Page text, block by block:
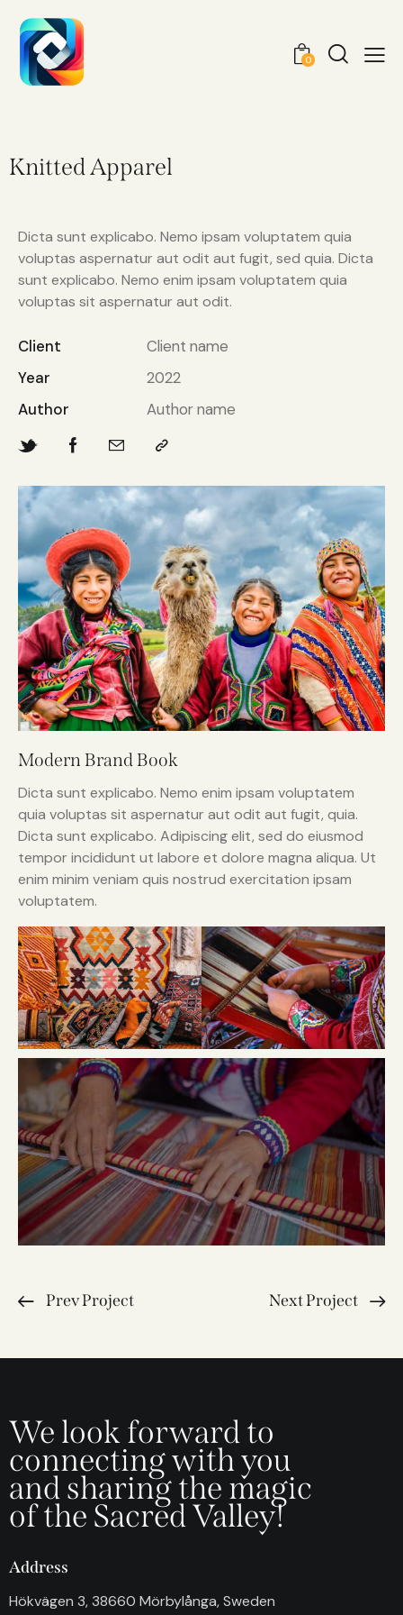
0
Knitted Apparel
Modern Brand Book
Dicta sunt explicabo. Nemo enim ipsam voluptatem
quia voluptas sit aspernatur aut odit aut fugit, quia.
Dicta sunt explicabo. Adipiscing elit, sed do eiusmod
tempor incididunt ut labore et dolore magna aliqua. Ut
enim minim veniam quis nostrud exercitation ipsam
voluptatem.
Dicta sunt explicabo. Nemo ipsam voluptatem quia
voluptas aspernatur aut odit aut fugit, sed quia. Dicta
sunt explicabo. Nemo enim ipsam voluptatem quia
voluptas sit aspernatur aut odit.
Client
Client name
Year
2022
Author
Author name
Prev Project Next Project
We look forward to
connecting with you
and sharing the magic
of the Sacred Valley!
Address
Hökvägen 3, 38660 Mörbylånga, Sweden